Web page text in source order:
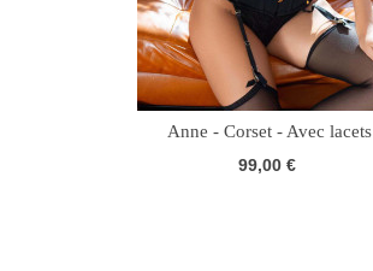
Anne - Corset - Avec lacets
99,00 €